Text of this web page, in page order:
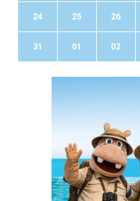
24 25 26
31 01 02